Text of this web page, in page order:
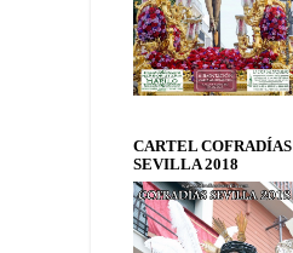
CARTEL COFRADÍAS
SEVILLA 2018